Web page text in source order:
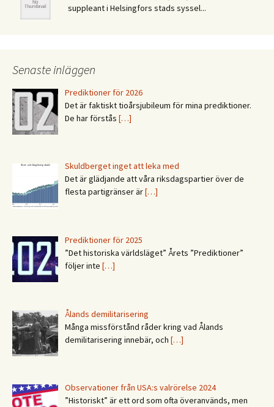
suppleant i Helsingfors stads syssel...
Senaste inläggen
Prediktioner för 2026
Det är faktiskt tioårsjubileum för mina prediktioner.
De har förstås […]
Skuldberget inget att leka med
Det är glädjande att våra riksdagspartier över de
flesta partigränser är[…]
Prediktioner för 2025
”Det historiska världsläget” Årets ”Prediktioner”
följer inte […]
Ålands demilitarisering
Många missförstånd råder kring vad Ålands
demilitarisering innebär, och […]
Observationer från USA:s valrörelse 2024
”Historiskt” är ett ord som ofta överanvänds, men